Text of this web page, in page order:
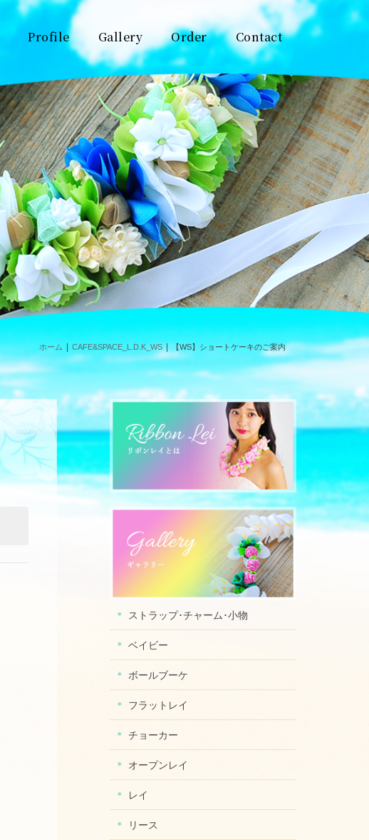
Profile Gallery Order Contact
ホーム CAFE&SPACE_L.D.K_WS 【WS】ショートケーキのご案内
ストラップ･チャーム･小物
ベイビー
ボールブーケ
フラットレイ
チョーカー
オープンレイ
レイ
リース